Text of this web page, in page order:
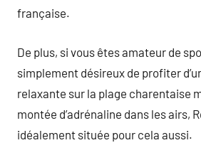
française.
De plus, si vous êtes amateur de
simplement désireux de profiter
relaxante sur la plage charentaise
montée d’adrénaline dans les airs,
idéalement située pour cela aussi.